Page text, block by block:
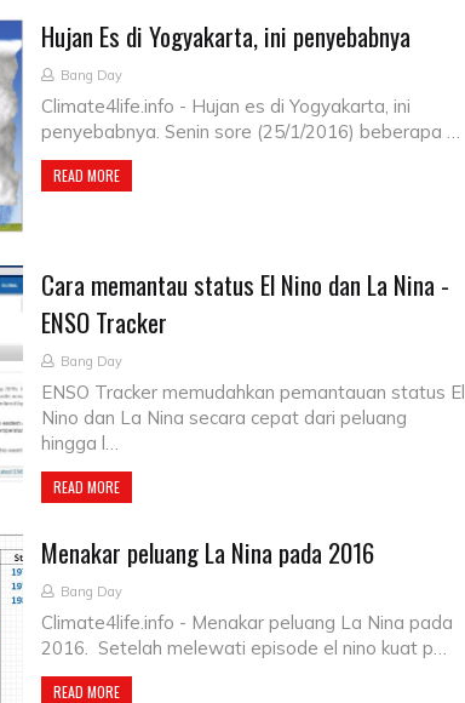
Hujan Es di Yogyakarta, ini penyebabnya
Bang Day
Climate4life.info - Hujan es di Yogyakarta, ini
penyebabnya. Senin sore (25/1/2016) beberapa …
READ MORE
Cara memantau status El Nino dan La Nina -
ENSO Tracker
Bang Day
ENSO Tracker memudahkan pemantauan status El
Nino dan La Nina secara cepat dari peluang
hingga l…
READ MORE
Menakar peluang La Nina pada 2016
Bang Day
Climate4life.info - Menakar peluang La Nina pada
2016. Setelah melewati episode el nino kuat p…
READ MORE